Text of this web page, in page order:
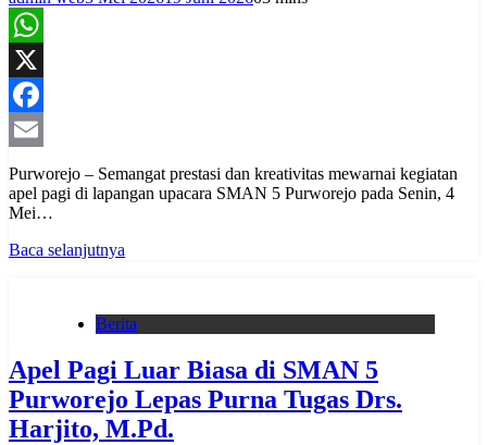
WhatsApp
X
Facebook
Email
Purworejo – Semangat prestasi dan kreativitas mewarnai kegiatan
apel pagi di lapangan upacara SMAN 5 Purworejo pada Senin, 4
Mei…
Baca selanjutnya
Berita
Apel Pagi Luar Biasa di SMAN 5
Purworejo Lepas Purna Tugas Drs.
Harjito, M.Pd.